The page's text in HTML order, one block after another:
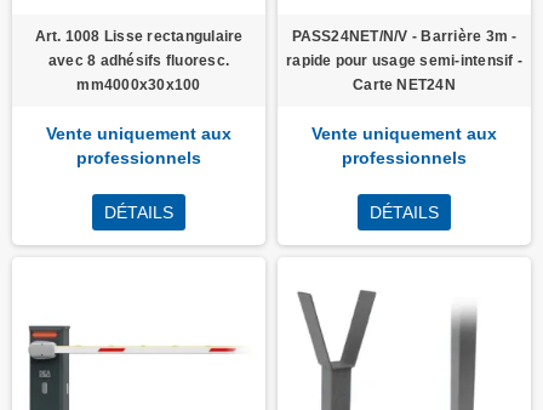
Art. 1008 Lisse rectangulaire
avec 8 adhésifs fluoresc.
mm4000x30x100
Vente uniquement aux
professionnels
DÉTAILS
PASS24NET/N/V - Barrière 3m -
rapide pour usage semi-intensif -
Carte NET24N
Vente uniquement aux
professionnels
DÉTAILS